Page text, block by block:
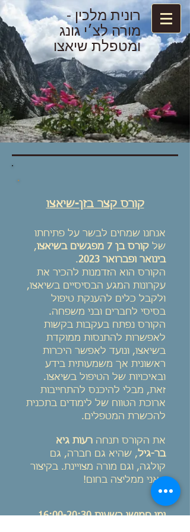
רונית מלכין -
מורה לצ׳י גונג
ומטפלת שיאצו
קורס קצר בזן-שיאצו
אנחנו שמחים לבשר על פתיחתו
של קורס בן 7 מפגשים בשיאצו
,
בינואר ופברואר 2023
.
הקורס הוא הזדמנות להכיר את
עקרונות המגע הבסיסיים בשיאצו,
ולקבל כלים להענקת טיפול
בסיסי לחברים ובני משפחה.
הקורס נפתח בעקבות בקשות
לאפשרות להתנסות ממוקדת
בשיאצו, ונועד לאפשר היכרות
ראשונית אך משמעותית בידע
ובאיכויות של הטיפול בשיאצו.
זאת, מבלי להיכנס להתחייבות
ארוכת הטווח של לימודים בתכנית
להכשרת המטפלים.
את הקורס תנחה רעות גיא
בר-גיל, שהיא גם חברה, גם
קולגה, וגם מורה מצויינת. בקיצור
- אני ממליצה בחום!
ימי חמישי בשעות 16:00-20:30,